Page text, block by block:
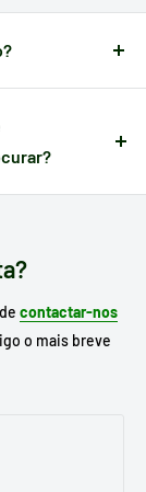
no
da
do seu
contactar-nos
o mais breve